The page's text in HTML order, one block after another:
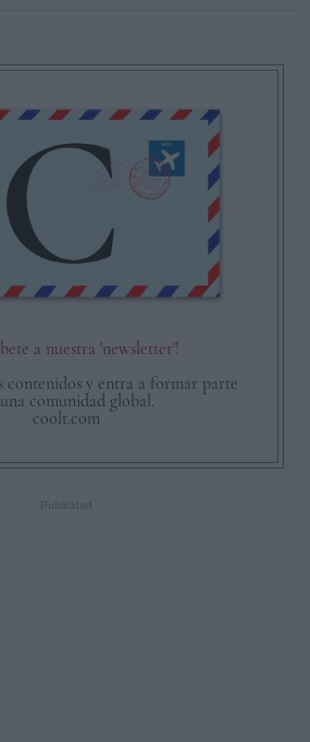
a nuestra 'newsletter'!
contenidos y entra a formar parte
comunidad global.
coolt.com